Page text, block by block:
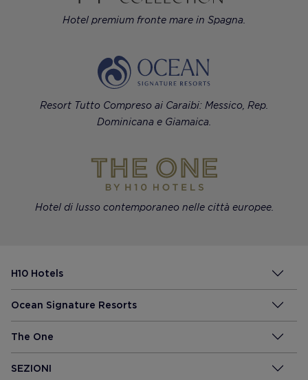
Hotel premium fronte mare in Spagna.
Resort Tutto Compreso ai Caraibi: Messico, Rep.
Dominicana e Giamaica.
Hotel di lusso contemporaneo nelle città europee.
H10 Hotels
Ocean Signature Resorts
The One
SEZIONI